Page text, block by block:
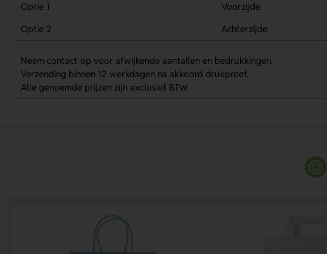
Optie 1
Voorzijde
Optie 2
Achterzijde
Neem contact op voor afwijkende aantallen en bedrukkingen.
Verzending binnen 12 werkdagen na akkoord drukproef.
Alle genoemde prijzen zijn exclusief BTW.